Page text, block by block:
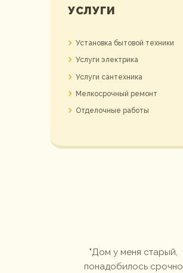
УСЛУГИ
Установка бытовой техники
Услуги электрика
Услуги сантехника
Мелкосрочный ремонт
Отделочные работы
Дом у меня старый,
понадобилось срочно